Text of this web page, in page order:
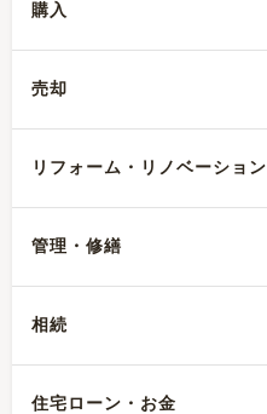
購入
売却
リフォーム・リノベーション
管理・修繕
相続
住宅ローン・お金